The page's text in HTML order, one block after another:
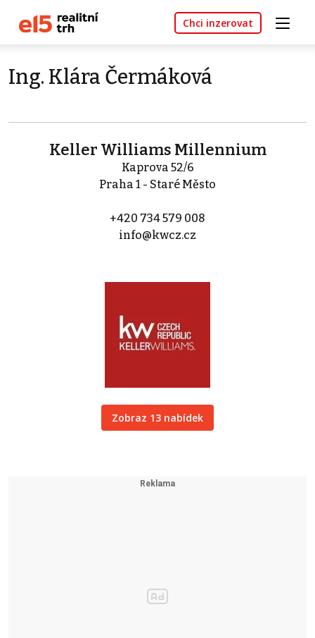
Chci inzerovat
Ing. Klára Čermáková
Keller Williams Millennium
Kaprova 52/6
Praha 1 - Staré Město
+420 734 579 008
info@kwcz.cz
Zobraz 13 nabídek